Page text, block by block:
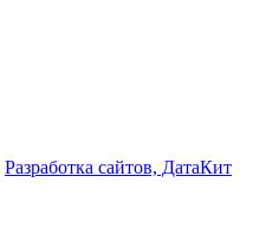
Разработка сайтов, ДатаКит